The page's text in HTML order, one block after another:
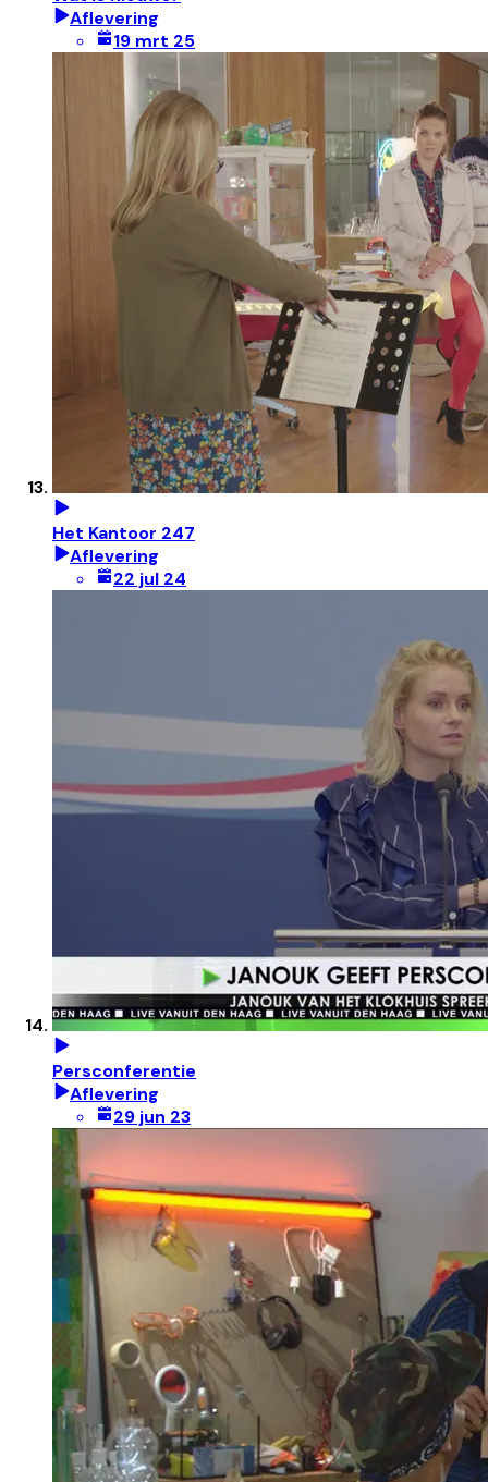
Aflevering
19 mrt 25
Het Kantoor 247
Aflevering
22 jul 24
Persconferentie
Aflevering
29 jun 23